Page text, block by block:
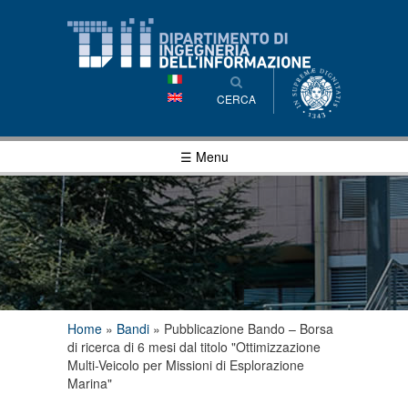
contenuto
principale
CERCA
☰ Menu
Tu sei qui
Home » Bandi » Pubblicazione Bando – Borsa
di ricerca di 6 mesi dal titolo "Ottimizzazione
Multi-Veicolo per Missioni di Esplorazione
Marina"